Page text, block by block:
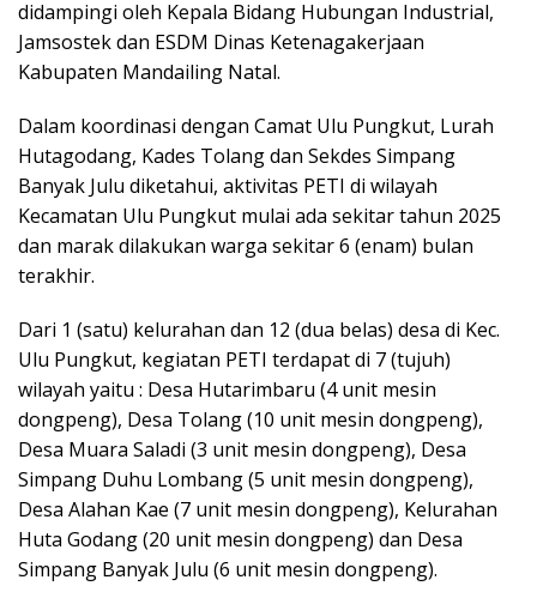
didampingi oleh Kepala Bidang Hubungan Industrial,
Jamsostek dan ESDM Dinas Ketenagakerjaan
Kabupaten Mandailing Natal.
Dalam koordinasi dengan Camat Ulu Pungkut, Lurah
Hutagodang, Kades Tolang dan Sekdes Simpang
Banyak Julu diketahui, aktivitas PETI di wilayah
Kecamatan Ulu Pungkut mulai ada sekitar tahun 2025
dan marak dilakukan warga sekitar 6 (enam) bulan
terakhir.
Dari 1 (satu) kelurahan dan 12 (dua belas) desa di Kec.
Ulu Pungkut, kegiatan PETI terdapat di 7 (tujuh)
wilayah yaitu : Desa Hutarimbaru (4 unit mesin
dongpeng), Desa Tolang (10 unit mesin dongpeng),
Desa Muara Saladi (3 unit mesin dongpeng), Desa
Simpang Duhu Lombang (5 unit mesin dongpeng),
Desa Alahan Kae (7 unit mesin dongpeng), Kelurahan
Huta Godang (20 unit mesin dongpeng) dan Desa
Simpang Banyak Julu (6 unit mesin dongpeng).